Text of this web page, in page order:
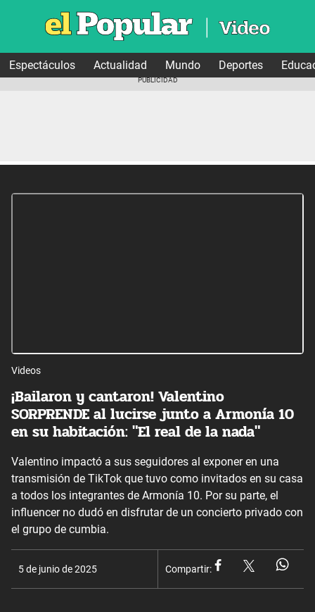
Espectáculos Actualidad Mundo Deportes
Videos
¡Bailaron y cantaron! Valentino
SORPRENDE al lucirse junto a Armonía 10
en su habitación: "El real de la nada"
Valentino impactó a sus seguidores al exponer en una
transmisión de TikTok que tuvo como invitados en su casa
a todos los integrantes de Armonía 10. Por su parte, el
influencer no dudó en disfrutar de un concierto privado con
el grupo de cumbia.
5 de junio de 2025 Compartir: